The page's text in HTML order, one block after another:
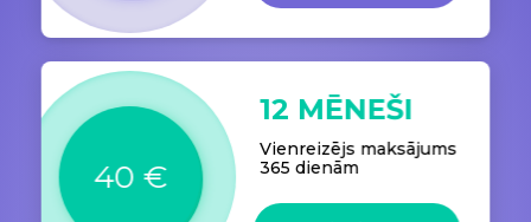
12 MĒNEŠI
Vienreizējs maksājums
365 dienām
40 €